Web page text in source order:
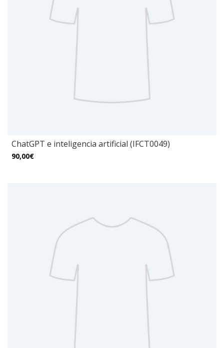
ChatGPT e inteligencia artificial (IFCT0049)
90,00€